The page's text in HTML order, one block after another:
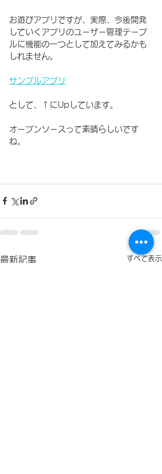
お遊びアプリですが、実際、今後開発
していくアプリのユーザー管理テーブ
ルに機能の一つとして加えてみるかも
しれません。
サンプルアプリ
として、↑にUpしています。
オープンソースって素晴らしいです
ね。
最新記事 すべて表示